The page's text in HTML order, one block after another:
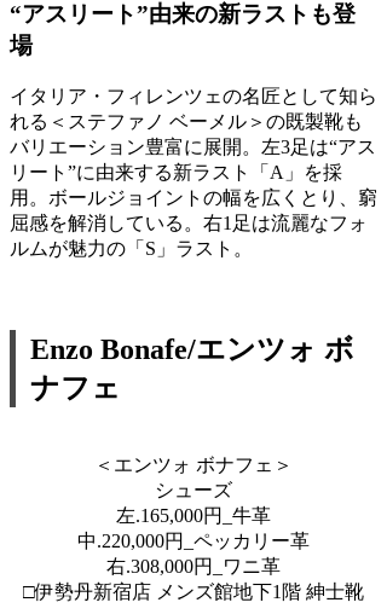
“アスリート”由来の新ラストも登
場
イタリア・フィレンツェの名匠として知ら
れる＜ステファノ ベーメル＞の既製靴も
バリエーション豊富に展開。左3足は“アス
リート”に由来する新ラスト「A」を採
用。ボールジョイントの幅を広くとり、窮
屈感を解消している。右1足は流麗なフォ
ルムが魅力の「S」ラスト。
Enzo Bonafe/エンツォ ボ
ナフェ
＜エンツォ ボナフェ＞
シューズ
左.165,000円_牛革
中.220,000円_ペッカリー革
右.308,000円_ワニ革
□伊勢丹新宿店 メンズ館地下1階 紳士靴